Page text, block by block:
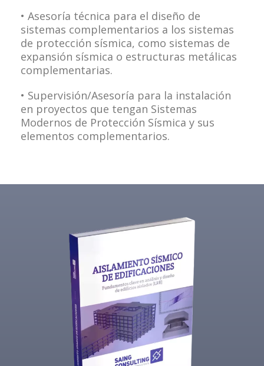
• Asesoría técnica para el diseño de
sistemas complementarios a los sistemas
de protección sísmica, como sistemas de
expansión sísmica o estructuras metálicas
complementarias.
• Supervisión/Asesoría para la instalación
en proyectos que tengan Sistemas
Modernos de Protección Sísmica y sus
elementos complementarios.